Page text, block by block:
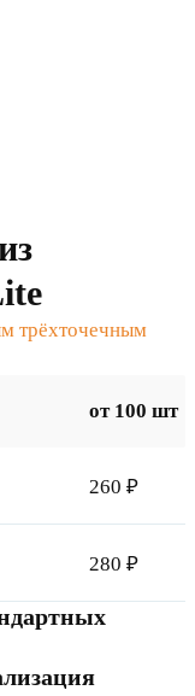
трёхточечным
от 100 шт
260 ₽
280 ₽